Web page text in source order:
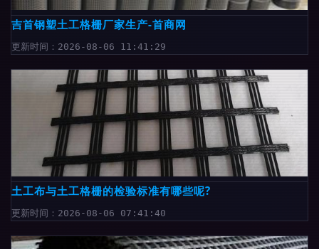
吉首钢塑土工格栅厂家生产-首商网
更新时间：2026-08-06 11:41:29
土工布与土工格栅的检验标准有哪些呢?
更新时间：2026-08-06 07:41:40